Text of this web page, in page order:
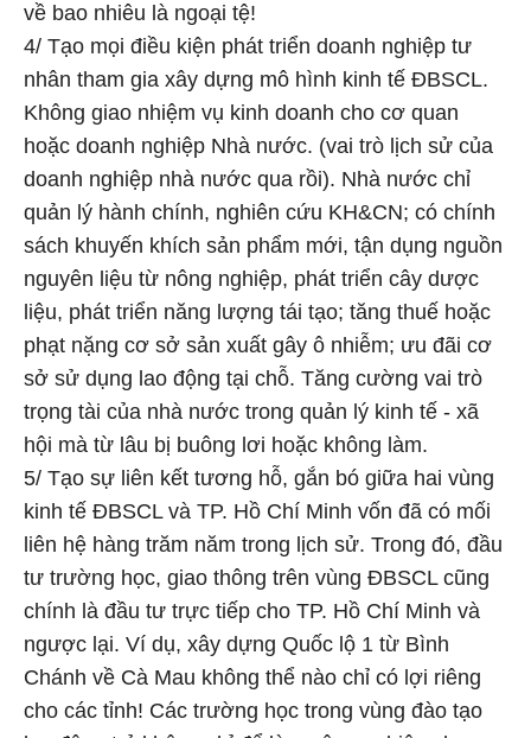
về bao nhiêu là ngoại tệ!
4/ Tạo mọi điều kiện phát triển doanh nghiệp tư
nhân tham gia xây dựng mô hình kinh tế ĐBSCL.
Không giao nhiệm vụ kinh doanh cho cơ quan
hoặc doanh nghiệp Nhà nước. (vai trò lịch sử của
doanh nghiệp nhà nước qua rồi). Nhà nước chỉ
quản lý hành chính, nghiên cứu KH&CN; có chính
sách khuyến khích sản phẩm mới, tận dụng nguồn
nguyên liệu từ nông nghiệp, phát triển cây dược
liệu, phát triển năng lượng tái tạo; tăng thuế hoặc
phạt nặng cơ sở sản xuất gây ô nhiễm; ưu đãi cơ
sở sử dụng lao động tại chỗ. Tăng cường vai trò
trọng tài của nhà nước trong quản lý kinh tế - xã
hội mà từ lâu bị buông lơi hoặc không làm.
5/ Tạo sự liên kết tương hỗ, gắn bó giữa hai vùng
kinh tế ĐBSCL và TP. Hồ Chí Minh vốn đã có mối
liên hệ hàng trăm năm trong lịch sử. Trong đó, đầu
tư trường học, giao thông trên vùng ĐBSCL cũng
chính là đầu tư trực tiếp cho TP. Hồ Chí Minh và
ngược lại. Ví dụ, xây dựng Quốc lộ 1 từ Bình
Chánh về Cà Mau không thể nào chỉ có lợi riêng
cho các tỉnh! Các trường học trong vùng đào tạo